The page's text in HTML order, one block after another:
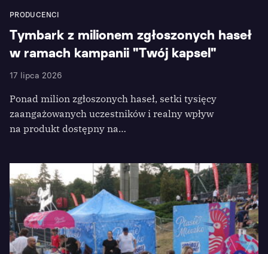
PRODUCENCI
Tymbark z milionem zgłoszonych haseł
w ramach kampanii "Twój kapsel"
17 lipca 2026
Ponad milion zgłoszonych haseł, setki tysięcy
zaangażowanych uczestników i realny wpływ
na produkt dostępny na…